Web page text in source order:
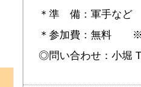
＊準 備：軍手など
＊参加費：無料 ※
◎問い合わせ：小堀